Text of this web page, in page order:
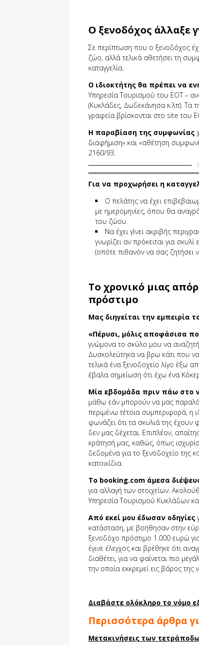
Ο ξενοδόχος άλλαξε
Σε περίπτωση που ο ξενοδόχος
ζώο, αλλά τελικά αθετήσει τη
καταγγελία.
Ο ιδιοκτήτης θα πρέπει να
Υπηρεσία Τουρισμού του ΕΟΤ –
(Κυκλάδες, Δωδεκάνησα κ.λπ). Τα
γραφεία βρίσκονται στο site του
Η παραβίαση της συμφωνίας
διαφήμιση» και «αθέτηση
2160/93.
Για να προχωρήσει η
Ο πελάτης να έχει
με ημερομηνίες, όπου θα
του ζώου.
Να έχει γίνει ακριβής
γνωρίζει αν πρόκειται για
(οπότε πιθανόν να σας ζητήσει
Το χρονικό μιας
πρόστιμο
Μας διηγείται την εμπειρία
«Πέρυσι, μόλις αποφάσισα
γνώμονα το σκύλο μου να
Δυσκολεύτηκα να βρω κάτι που να
τελικά ένα ξενοδοχείο λίγο έξω
έβαλα σημείωση ότι έχω ένα
Μία εβδομάδα πριν πάω στο
μάθω εάν μπορούν να μας
περιμένω τέτοια συμπεριφορά, η
φωνάζει ότι τα σκυλιά της έχουν
δεν μας δέχεται. Επιπλέον,
κράτησή μας, καθώς, όπως
δεδομένα για το ξενοδοχείο της
κατοικίδια.
Το booking.com άμεσα
για αλλαγή των στοιχείων.
Υπηρεσία Τουρισμού Κυκλάδων
Από εκεί μου έδωσαν οδηγίες
κατάσταση, με βοήθησαν στην
ξενοδόχο πρόστιμο 1.000 ευρώ
έγινε έλεγχος και βρέθηκε ότι
διαθέτει, για να φαίνεται πιο
την οποία εκκρεμεί εις βάρος
Διαβάστε ολόκληρο το νόμο
Περισσότερα άρθρα
Μετακινήσεις των